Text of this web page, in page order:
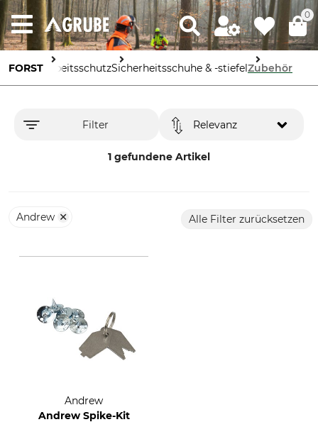
0
FORST ArbeitsschutzSicherheitsschuhe & -stiefelZubehör
Filter
1 gefundene Artikel
Relevanz
Andrew Alle Filter zurücksetzen
Andrew
Andrew Spike-Kit